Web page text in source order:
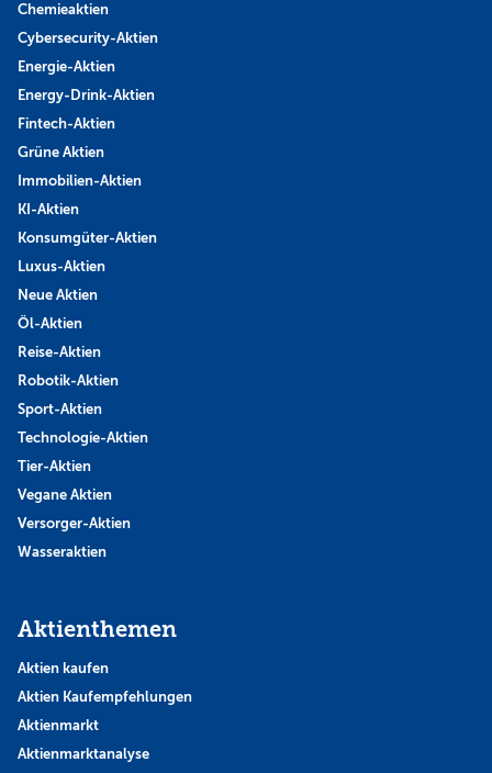
Chemieaktien
Cybersecurity-Aktien
Energie-Aktien
Energy-Drink-Aktien
Fintech-Aktien
Grüne Aktien
Immobilien-Aktien
KI-Aktien
Konsumgüter-Aktien
Luxus-Aktien
Neue Aktien
Öl-Aktien
Reise-Aktien
Robotik-Aktien
Sport-Aktien
Technologie-Aktien
Tier-Aktien
Vegane Aktien
Versorger-Aktien
Wasseraktien
Aktienthemen
Aktien kaufen
Aktien Kaufempfehlungen
Aktienmarkt
Aktienmarktanalyse